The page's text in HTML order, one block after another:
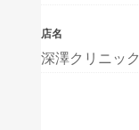
店名
深澤クリニック